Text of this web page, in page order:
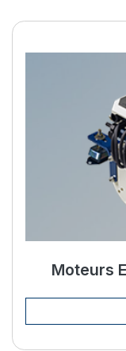
Moteurs